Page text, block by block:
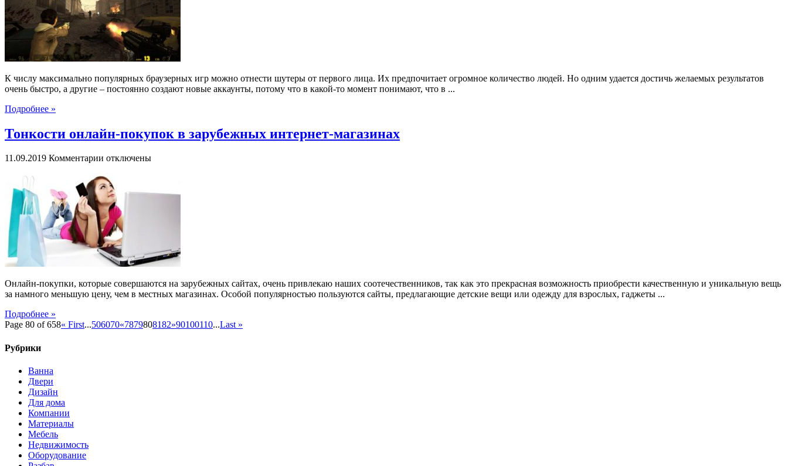
браузерные
шутеры
от
первого
лица
К числу максимально популярных браузерных игр можно отнести шутеры от первого лица. Их предпочитает огромное количество людей. Но одним удается достичь желаемых результатов
очень быстро, а другие – постоянно создают новые аккаунты, потому что в какой-то момент понимают, что в ...
Подробнее »
Тонкости онлайн-покупок в зарубежных интернет-магазинах
11.09.2019 Комментарии к
Тонкости
онлайн-
покупок
в
зарубежных
интернет-
магазинах
отключены
Онлайн-покупки, которые совершаются на зарубежных сайтах, очень привлекаю наших соотечественников, так как это прекрасная возможность приобрести качественную и уникальную вещь
за намного меньшую цену, чем в местных магазинах. Особой популярностью пользуются сайты, предлагающие детские вещи или одежду для взрослых, гаджеты ...
Подробнее »
Page 80 of 658« First...506070«7879808182»90100110...Last »
Рубрики
Ванна
Двери
Дизайн
Для дома
Компании
Материалы
Мебель
Недвижимость
Оборудование